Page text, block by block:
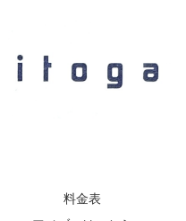
料金表